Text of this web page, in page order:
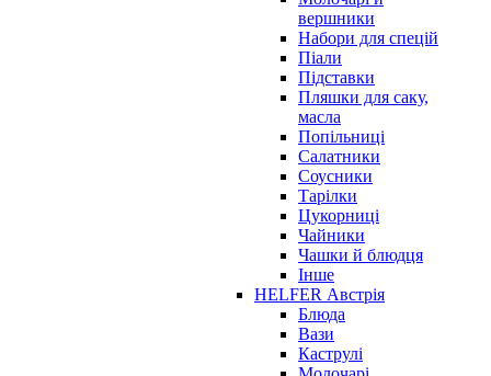
вершники
Набори для спецій
Піали
Підставки
Пляшки для саку,
масла
Попільниці
Салатники
Соусники
Тарілки
Цукорниці
Чайники
Чашки й блюдця
Інше
HELFER Австрія
Блюда
Вази
Каструлі